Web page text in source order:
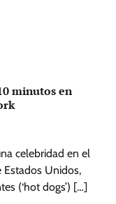
minutos en
celebridad en el
Estados Unidos,
(‘hot dogs’) […]